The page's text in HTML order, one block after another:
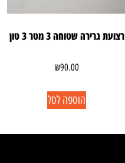
רצועת גרירה שטוחה 3 מטר 3 טון
₪90.00
הוספה לסל